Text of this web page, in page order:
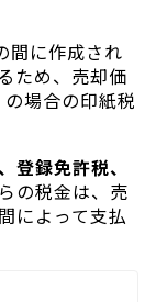
間に作成され
ため、売却価
場合の印紙税
登録免許税、
の税金は、売
によって支払